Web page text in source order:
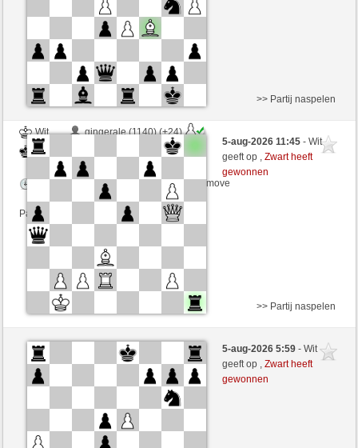
Partij telt mee voor de ranglijst
Wit
gingerale (1140) (+24)
Zwart
zionovi (1177) (-18)
Speelduur: 5 minutes/side + 0 seconds/move
Partij telt mee voor de ranglijst
>> Partij naspelen
5-aug-2026 11:45- Wit
geeft op ,Zwart heeft
gewonnen
Zwart
Stockfish AI niveau 1
Wit
zionovi (1177)
Speelduur: 5 minutes/side + 8 seconds/move
>> Partij naspelen
5-aug-2026 5:59- Wit
geeft op ,Zwart heeft
gewonnen